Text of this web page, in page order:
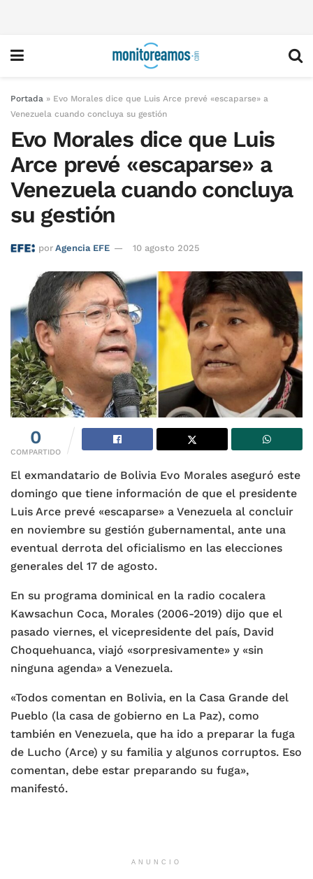
Portada » Evo Morales dice que Luis Arce prevé «escaparse» a
Venezuela cuando concluya su gestión
Evo Morales dice que Luis
Arce prevé «escaparse» a
Venezuela cuando concluya
su gestión
por Agencia EFE 10 agosto 2025
0
COMPARTIDO
El exmandatario de Bolivia Evo Morales aseguró este
domingo que tiene información de que el presidente
Luis Arce prevé «escaparse» a Venezuela al concluir
en noviembre su gestión gubernamental, ante una
eventual derrota del oficialismo en las elecciones
generales del 17 de agosto.
En su programa dominical en la radio cocalera
Kawsachun Coca, Morales (2006-2019) dijo que el
pasado viernes, el vicepresidente del país, David
Choquehuanca, viajó «sorpresivamente» y «sin
ninguna agenda» a Venezuela.
«Todos comentan en Bolivia, en la Casa Grande del
Pueblo (la casa de gobierno en La Paz), como
también en Venezuela, que ha ido a preparar la fuga
de Lucho (Arce) y su familia y algunos corruptos. Eso
comentan, debe estar preparando su fuga»,
manifestó.
ANUNCIO